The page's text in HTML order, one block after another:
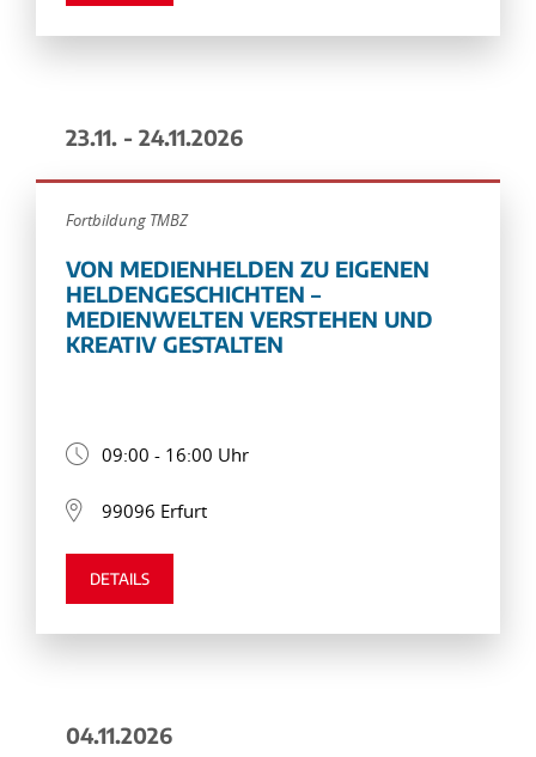
23.11. - 24.11.2026
Fortbildung TMBZ
VON MEDIENHELDEN ZU EIGENEN
HELDENGESCHICHTEN –
MEDIENWELTEN VERSTEHEN UND
KREATIV GESTALTEN
09:00 - 16:00 Uhr
99096 Erfurt
DETAILS
04.11.2026